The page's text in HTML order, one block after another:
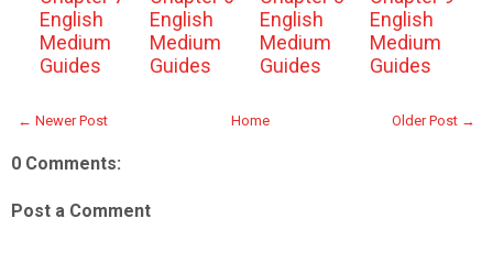
English
Medium
Guides
English
Medium
Guides
English
Medium
Guides
English
Medium
Guides
← Newer Post Older Post →
Home
0 Comments:
Post a Comment